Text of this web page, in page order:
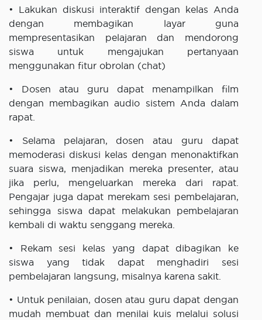
• Lakukan diskusi interaktif dengan kelas Anda
dengan membagikan layar guna
mempresentasikan pelajaran dan mendorong
siswa untuk mengajukan pertanyaan
menggunakan fitur obrolan (chat)
• Dosen atau guru dapat menampilkan film
dengan membagikan audio sistem Anda dalam
rapat.
• Selama pelajaran, dosen atau guru dapat
memoderasi diskusi kelas dengan menonaktifkan
suara siswa, menjadikan mereka presenter, atau
jika perlu, mengeluarkan mereka dari rapat.
Pengajar juga dapat merekam sesi pembelajaran,
sehingga siswa dapat melakukan pembelajaran
kembali di waktu senggang mereka.
• Rekam sesi kelas yang dapat dibagikan ke
siswa yang tidak dapat menghadiri sesi
pembelajaran langsung, misalnya karena sakit.
• Untuk penilaian, dosen atau guru dapat dengan
mudah membuat dan menilai kuis melalui solusi